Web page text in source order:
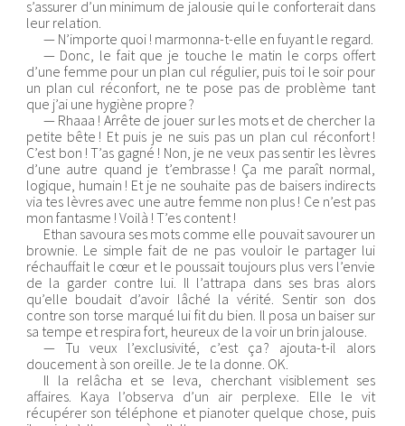
s’assurer d’un minimum de jalousie qui le conforterait dans
leur relation.
— N’importe quoi ! marmonna-t-elle en fuyant le regard.
— Donc, le fait que je touche le matin le corps offert
d’une femme pour un plan cul régulier, puis toi le soir pour
un plan cul réconfort, ne te pose pas de problème tant
que j’ai une hygiène propre ?
— Rhaaa ! Arrête de jouer sur les mots et de chercher la
petite bête ! Et puis je ne suis pas un plan cul réconfort !
C’est bon ! T’as gagné ! Non, je ne veux pas sentir les lèvres
d’une autre quand je t’embrasse ! Ça me paraît normal,
logique, humain ! Et je ne souhaite pas de baisers indirects
via tes lèvres avec une autre femme non plus ! Ce n’est pas
mon fantasme ! Voilà ! T’es content !
Ethan savoura ses mots comme elle pouvait savourer un
brownie. Le simple fait de ne pas vouloir le partager lui
réchauffait le cœur et le poussait toujours plus vers l’envie
de la garder contre lui. Il l’attrapa dans ses bras alors
qu’elle boudait d’avoir lâché la vérité. Sentir son dos
contre son torse marqué lui fit du bien. Il posa un baiser sur
sa tempe et respira fort, heureux de la voir un brin jalouse.
— Tu veux l’exclusivité, c’est ça ? ajouta-t-il alors
doucement à son oreille. Je te la donne. OK.
Il la relâcha et se leva, cherchant visiblement ses
affaires. Kaya l’observa d’un air perplexe. Elle le vit
récupérer son téléphone et pianoter quelque chose, puis